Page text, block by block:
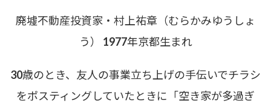
廃墟不動産投資家・村上祐章（むらかみゆうしょ
う） 1977年京都生まれ
30歳のとき、友人の事業立ち上げの手伝いでチラシ
をポスティングしていたときに「空き家が多過ぎ